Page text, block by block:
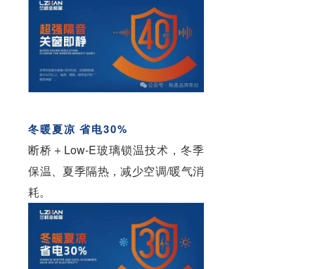
冬暖夏凉 省电30%
断桥＋Low-E玻璃锁温技术，冬季
保温、夏季隔热，减少空调/暖气消
耗。